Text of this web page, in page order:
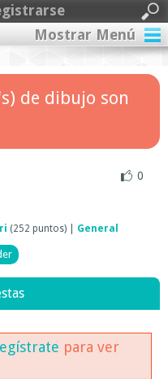
Mostrar Menú
de dibujo son
0
(252 puntos) General
para ver